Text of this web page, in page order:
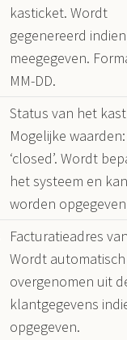
kasticket. Wordt
gegenereerd
meegegeven.
MM-DD.
Status van het
Mogelijke waarden:
‘closed’. Wordt
het systeem en
worden
Facturatieadres
Wordt automatisch
overgenomen uit
klantgegevens
opgegeven.